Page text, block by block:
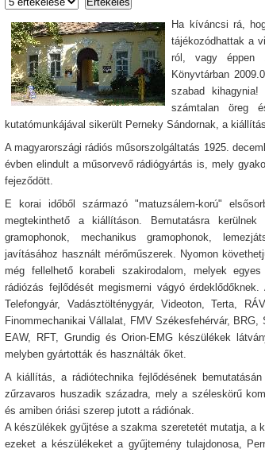
Ha kíváncsi rá,
tájékozódhattak a
ról, vagy éppen
Könyvtárban
szabad
számtalan öreg
kutatómunkájával sikerült Perneky Sándornak, a
A magyarországi rádiós műsorszolgáltatás 1925.
évben elindult a műsorvevő rádiógyártás is, mely
fejeződött.
E korai időből származó "matuzsálem-korú"
megtekinthető a kiállításon. Bemutatásra
gramophonok, mechanikus gramophonok,
javításához használt mérőműszerek. Nyomon
még fellelhető korabeli szakirodalom, melyek
rádiózás fejlődését megismerni vágyó
Telefongyár, Vadásztölténygyár, Videoton, Terta,
Finommechanikai Vállalat, FMV Székesfehérvár,
EAW, RFT, Grundig és Orion-EMG készülékek
melyben gyártották és használták őket.
A kiállítás, a rádiótechnika fejlődésének
zűrzavaros huszadik századra, mely a széleskörű
és amiben óriási szerep jutott a rádiónak.
A készülékek gyűjtése a szakma szeretetét mutatja, a
ezeket a készülékeket a gyűjtemény tulajdonosa,